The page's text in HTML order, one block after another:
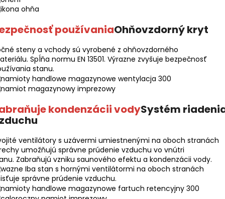
používaniaOhňovzdorný kryt
steny a vchody sú vyrobené z ohňovzdorného
Spĺňa normu EN 13501. Výrazne zvyšuje bezpečnosť
stanu.
kondenzácii vodySystém
ventilátory s uzávermi umiestnenými na oboch stranách
umožňujú správne prúdenie vzduchu vo vnútri
Zabraňujú vzniku saunového efektu a kondenzácii vody.
Iba stan s hornými ventilátormi na oboch stranách
správne prúdenie vzduchu.